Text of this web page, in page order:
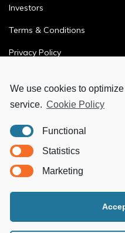
We use cookies to
service. Cookie Policy
Functional
Statistics
Marketing
Investors
Terms & Conditions
Privacy Policy
Ya-Hub Digital
Ya-Hub Consulting
Ya-Hub Platform